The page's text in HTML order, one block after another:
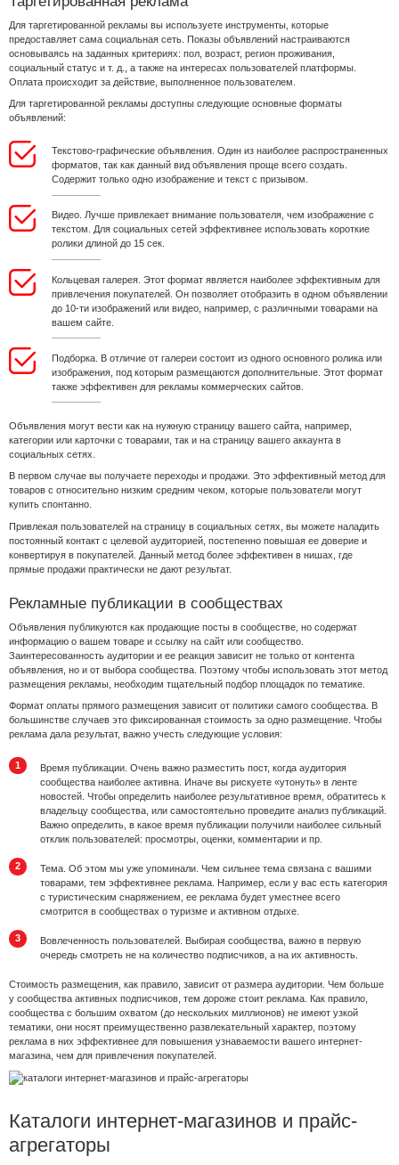
Для таргетированной рекламы вы используете инструменты, которые
предоставляет сама социальная сеть. Показы объявлений настраиваются
основываясь на заданных критериях: пол, возраст, регион проживания,
социальный статус и т. д., а также на интересах пользователей платформы.
Оплата происходит за действие, выполненное пользователем.
Для таргетированной рекламы доступны следующие основные форматы
объявлений:
Текстово-графические объявления. Один из наиболее распространенных
форматов, так как данный вид объявления проще всего создать.
Содержит только одно изображение и текст с призывом.
Видео. Лучше привлекает внимание пользователя, чем изображение с
текстом. Для социальных сетей эффективнее использовать короткие
ролики длиной до 15 сек.
Кольцевая галерея. Этот формат является наиболее эффективным для
привлечения покупателей. Он позволяет отобразить в одном объявлении
до 10-ти изображений или видео, например, с различными товарами на
вашем сайте.
Подборка. В отличие от галереи состоит из одного основного ролика или
изображения, под которым размещаются дополнительные. Этот формат
также эффективен для рекламы коммерческих сайтов.
Объявления могут вести как на нужную страницу вашего сайта, например,
категории или карточки с товарами, так и на страницу вашего аккаунта в
социальных сетях.
В первом случае вы получаете переходы и продажи. Это эффективный метод для
товаров с относительно низким средним чеком, которые пользователи могут
купить спонтанно.
Привлекая пользователей на страницу в социальных сетях, вы можете наладить
постоянный контакт с целевой аудиторией, постепенно повышая ее доверие и
конвертируя в покупателей. Данный метод более эффективен в нишах, где
прямые продажи практически не дают результат.
Рекламные публикации в сообществах
Объявления публикуются как продающие посты в сообществе, но содержат
информацию о вашем товаре и ссылку на сайт или сообщество.
Заинтересованность аудитории и ее реакция зависит не только от контента
объявления, но и от выбора сообщества. Поэтому чтобы использовать этот метод
размещения рекламы, необходим тщательный подбор площадок по тематике.
Формат оплаты прямого размещения зависит от политики самого сообщества. В
большинстве случаев это фиксированная стоимость за одно размещение. Чтобы
реклама дала результат, важно учесть следующие условия:
Время публикации. Очень важно разместить пост, когда аудитория
сообщества наиболее активна. Иначе вы рискуете «утонуть» в ленте
новостей. Чтобы определить наиболее результативное время, обратитесь к
владельцу сообщества, или самостоятельно проведите анализ публикаций.
Важно определить, в какое время публикации получили наиболее сильный
отклик пользователей: просмотры, оценки, комментарии и пр.
Тема. Об этом мы уже упоминали. Чем сильнее тема связана с вашими
товарами, тем эффективнее реклама. Например, если у вас есть категория
с туристическим снаряжением, ее реклама будет уместнее всего
смотрится в сообществах о туризме и активном отдыхе.
Вовлеченность пользователей. Выбирая сообщества, важно в первую
очередь смотреть не на количество подписчиков, а на их активность.
Стоимость размещения, как правило, зависит от размера аудитории. Чем больше
у сообщества активных подписчиков, тем дороже стоит реклама. Как правило,
сообщества с большим охватом (до нескольких миллионов) не имеют узкой
тематики, они носят преимущественно развлекательный характер, поэтому
реклама в них эффективнее для повышения узнаваемости вашего интернет-
магазина, чем для привлечения покупателей.
Каталоги интернет-магазинов и прайс-
агрегаторы